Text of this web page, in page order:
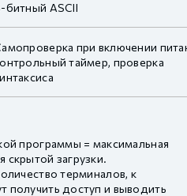
битный ASCII
при включении
таймер, проверка
программы = максимальная
загрузки.
терминалов, к
получить доступ и выводить